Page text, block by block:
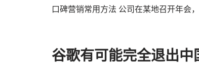
口碑营销常用方法 公司在某地召开年会
谷歌有可能完全退出中